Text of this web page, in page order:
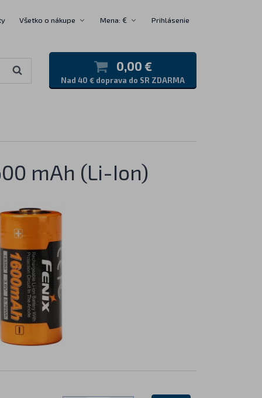
Všetko o nákupe Mena: € Prihlásenie
0,00 €
Nad 40 € doprava do SR ZDARMA
mAh (Li-Ion)